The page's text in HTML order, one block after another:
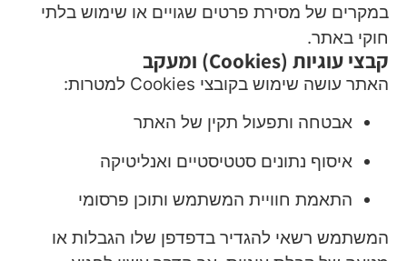
במקרים של מסירת פרטים שגויים או שימוש בלתי
חוקי באתר.
קבצי עוגיות (Cookies) ומעקב
האתר עושה שימוש בקובצי Cookies למטרות:
אבטחה ותפעול תקין של האתר
איסוף נתונים סטטיסטיים ואנליטיקה
התאמת חוויית המשתמש ותוכן פרסומי
המשתמש רשאי להגדיר בדפדפן שלו הגבלות או